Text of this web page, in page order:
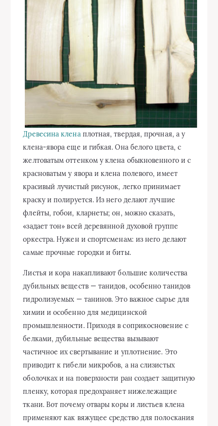
Древесина кленаплотная, твердая, прочная, а у
клена-явора еще и гибкая. Она белого цвета, с
желтоватым оттенком у клена обыкновенного и с
красноватым у явора и клена полевого, имеет
красивый лучистый рисунок, легко принимает
краску и полируется. Из него делают лучшие
флейты, гобои, кларнеты; он, можно сказать,
«задает тон» всей деревянной духовой группе
оркестра. Нужен и спортсменам: из него делают
самые прочные городки и биты.
Листья и кора накапливают большие количества
дубильных веществ — танидов, особенно танидов
гидролизуемых — танинов. Это важное сырье для
химии и особенно для медицинской
промышленности. Приходя в соприкосновение с
белками, дубильные вещества вызывают
частичное их свертывание и уплотнение. Это
приводит к гибели микробов, а на слизистых
оболочках и на поверхности ран создает защитную
пленку, которая предохраняет нижележащие
ткани. Вот почему отвары коры и листьев клена
применяют как вяжущее средство для полоскания